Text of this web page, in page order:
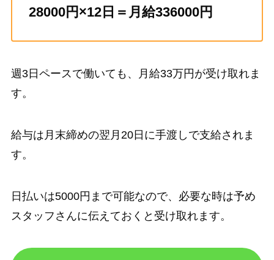
28000円×12日＝月給336000円
週3日ペースで働いても、月給33万円が受け取れま
す。
給与は月末締めの翌月20日に手渡しで支給されま
す。
日払いは5000円まで可能なので、必要な時は予め
スタッフさんに伝えておくと受け取れます。